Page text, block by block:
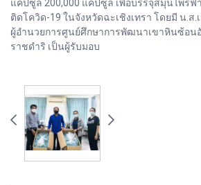
แคปซูล 200,000 แคปซูล เพื่อบรรจุสมุนไพรฟ้
ติดโควิด-19 ในจังหวัดฉะเชิงเทรา โดยมี น.ส.
ผู้อำนวยการศูนย์ศึกษาการพัฒนาเขาหินซ้อน
ราชดำริ เป็นผู้รับมอบ